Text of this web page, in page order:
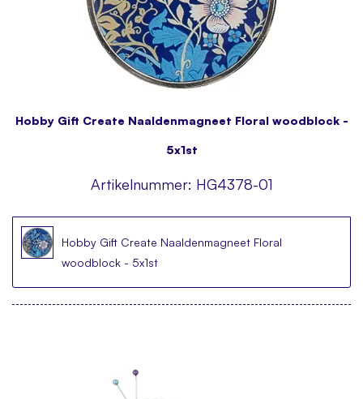
Hobby Gift Create Naaldenmagneet Floral woodblock -
5x1st
Artikelnummer: HG4378-01
Hobby Gift Create Naaldenmagneet Floral
woodblock - 5x1st